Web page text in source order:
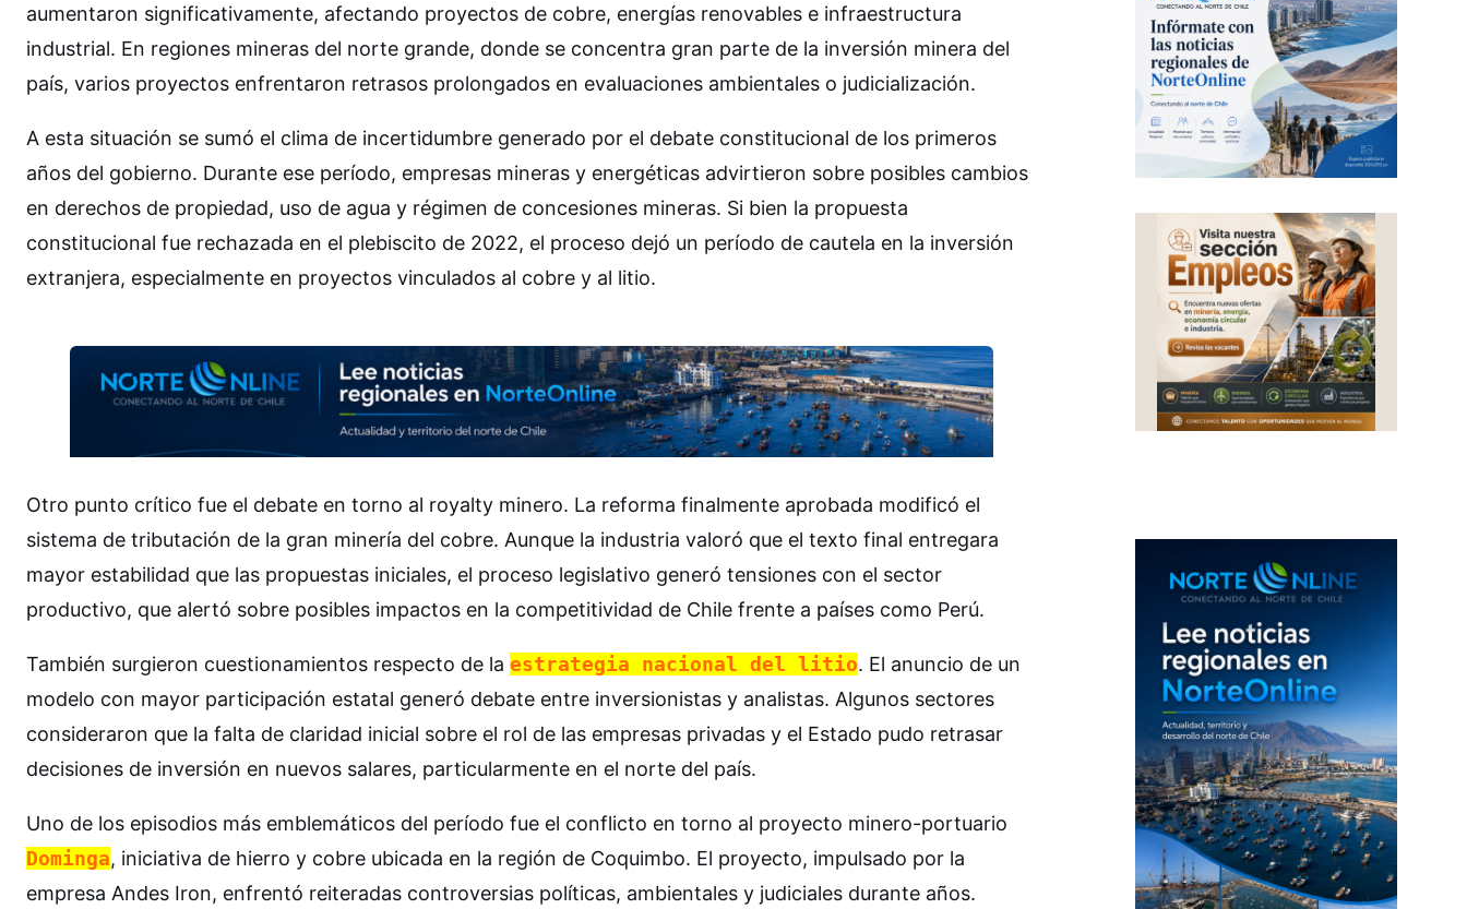
aumentaron significativamente, afectando proyectos de cobre, energías renovables e infraestructura
industrial. En regiones mineras del norte grande, donde se concentra gran parte de la inversión minera del
país, varios proyectos enfrentaron retrasos prolongados en evaluaciones ambientales o judicialización.
A esta situación se sumó el clima de incertidumbre generado por el debate constitucional de los primeros
años del gobierno. Durante ese período, empresas mineras y energéticas advirtieron sobre posibles cambios
en derechos de propiedad, uso de agua y régimen de concesiones mineras. Si bien la propuesta
constitucional fue rechazada en el plebiscito de 2022, el proceso dejó un período de cautela en la inversión
extranjera, especialmente en proyectos vinculados al cobre y al litio.
Otro punto crítico fue el debate en torno al royalty minero. La reforma finalmente aprobada modificó el
sistema de tributación de la gran minería del cobre. Aunque la industria valoró que el texto final entregara
mayor estabilidad que las propuestas iniciales, el proceso legislativo generó tensiones con el sector
productivo, que alertó sobre posibles impactos en la competitividad de Chile frente a países como Perú.
También surgieron cuestionamientos respecto de la estrategia nacional del litio. El anuncio de un
modelo con mayor participación estatal generó debate entre inversionistas y analistas. Algunos sectores
consideraron que la falta de claridad inicial sobre el rol de las empresas privadas y el Estado pudo retrasar
decisiones de inversión en nuevos salares, particularmente en el norte del país.
Uno de los episodios más emblemáticos del período fue el conflicto en torno al proyecto minero-portuario
Dominga, iniciativa de hierro y cobre ubicada en la región de Coquimbo. El proyecto, impulsado por la
empresa Andes Iron, enfrentó reiteradas controversias políticas, ambientales y judiciales durante años.